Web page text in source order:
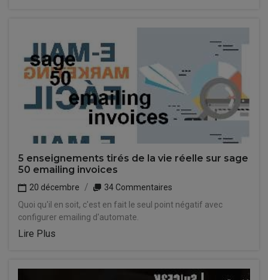
5 enseignements tirés de la vie réelle sur sage
50 emailing invoices
20 décembre
34 Commentaires
Quoi qu'il en soit, c'est en fait le seul point négatif avec
configurer emailing d'automate.
Lire Plus